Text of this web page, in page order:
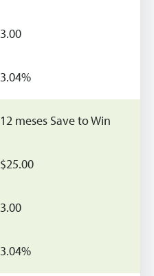
3.00
3.04%
12 meses Save to Win
$25.00
3.00
3.04%